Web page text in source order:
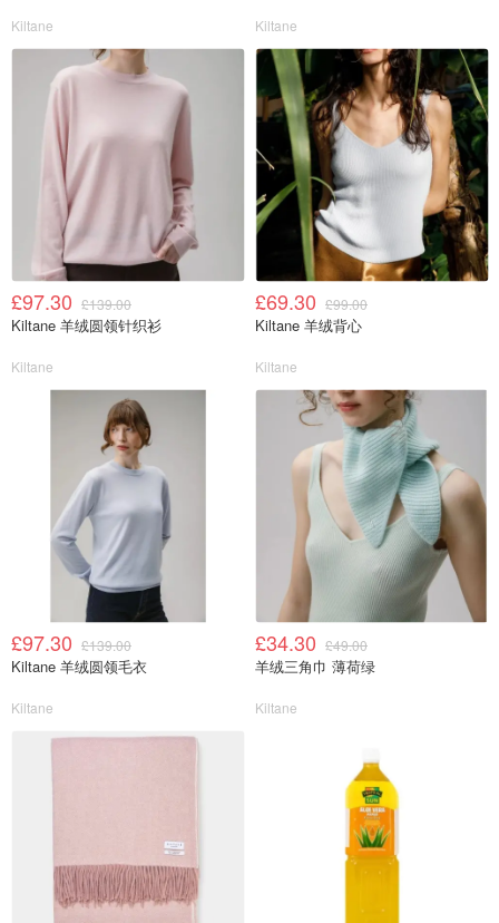
Kiltane Kiltane
£97.30 £139.00
Kiltane 羊绒圆领针织衫
Kiltane
£69.30 £99.00
Kiltane 羊绒背心
Kiltane
£97.30 £139.00
Kiltane 羊绒圆领毛衣
Kiltane
£34.30 £49.00
羊绒三角巾 薄荷绿
Kiltane